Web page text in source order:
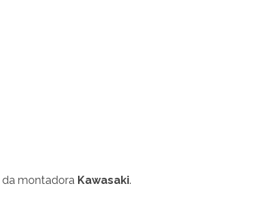
da montadora Kawasaki.